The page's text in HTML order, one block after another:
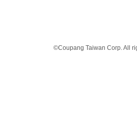
©Coupang Taiwan Corp. All